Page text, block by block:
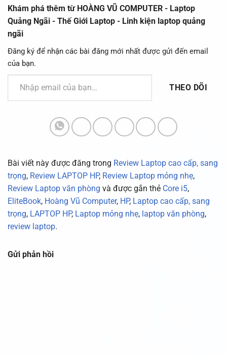
Khám phá thêm từ HOÀNG VŨ COMPUTER - Laptop
Quảng Ngãi - Thế Giới Laptop - Linh kiện laptop quảng
ngãi
Đăng ký để nhận các bài đăng mới nhất được gửi đến email
của bạn.
Nhập email của bạn…
THEO DÕI
Bài viết này được đăng trong Review Laptop cao cấp, sang
trọng, Review LAPTOP HP, Review Laptop mỏng nhẹ,
Review Laptop văn phòng và được gắn thẻ Core i5,
EliteBook, Hoàng Vũ Computer, HP, Laptop cao cấp, sang
trọng, LAPTOP HP, Laptop mỏng nhẹ, laptop văn phòng,
review laptop.
Gửi phản hồi